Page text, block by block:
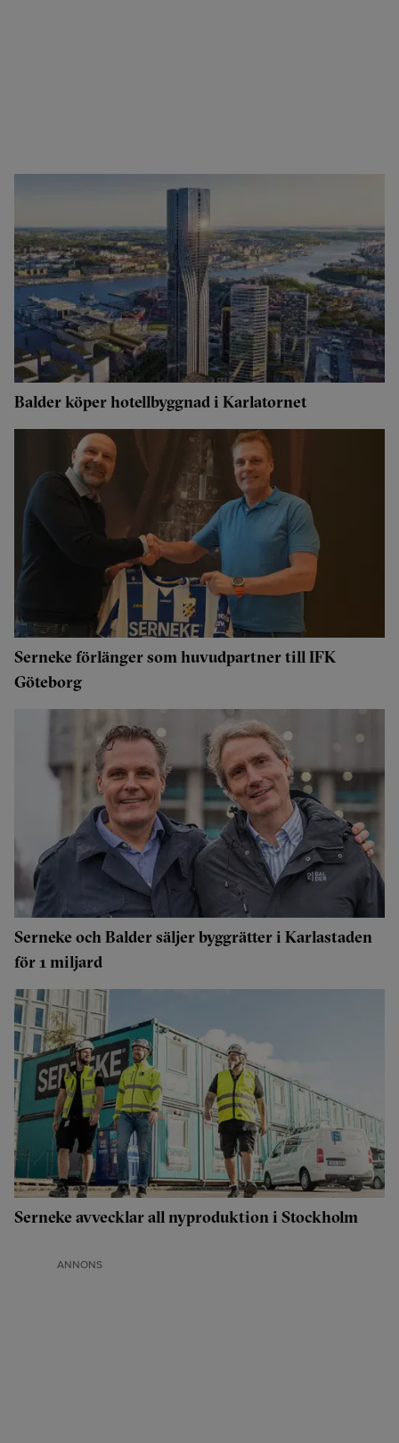
Balder köper hotellbyggnad i Karlatornet
Serneke förlänger som huvudpartner till IFK
Göteborg
Serneke och Balder säljer byggrätter i Karlastaden
för 1 miljard
Serneke avvecklar all nyproduktion i Stockholm
ANNONS